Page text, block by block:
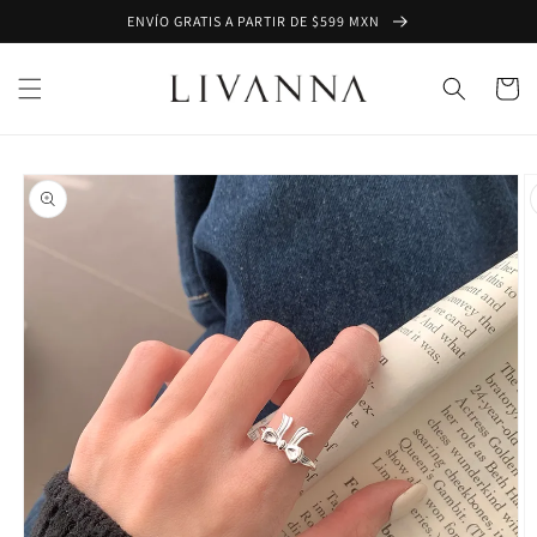
directamente
al contenido
ENVÍO GRATIS A PARTIR DE $599 MXN
Carrito
directamente
a la
información